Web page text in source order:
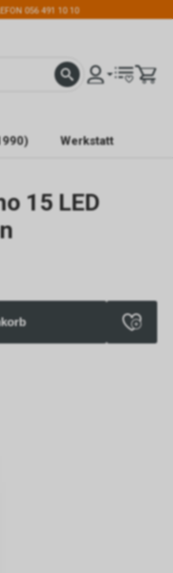
056 491 10 10
Werkstatt
15 LED